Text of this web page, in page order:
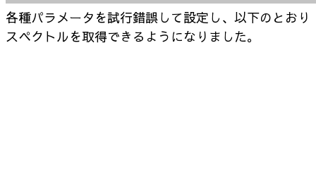
各種パラメータを試行錯誤して設定し、以下のとおり
スペクトルを取得できるようになりました。